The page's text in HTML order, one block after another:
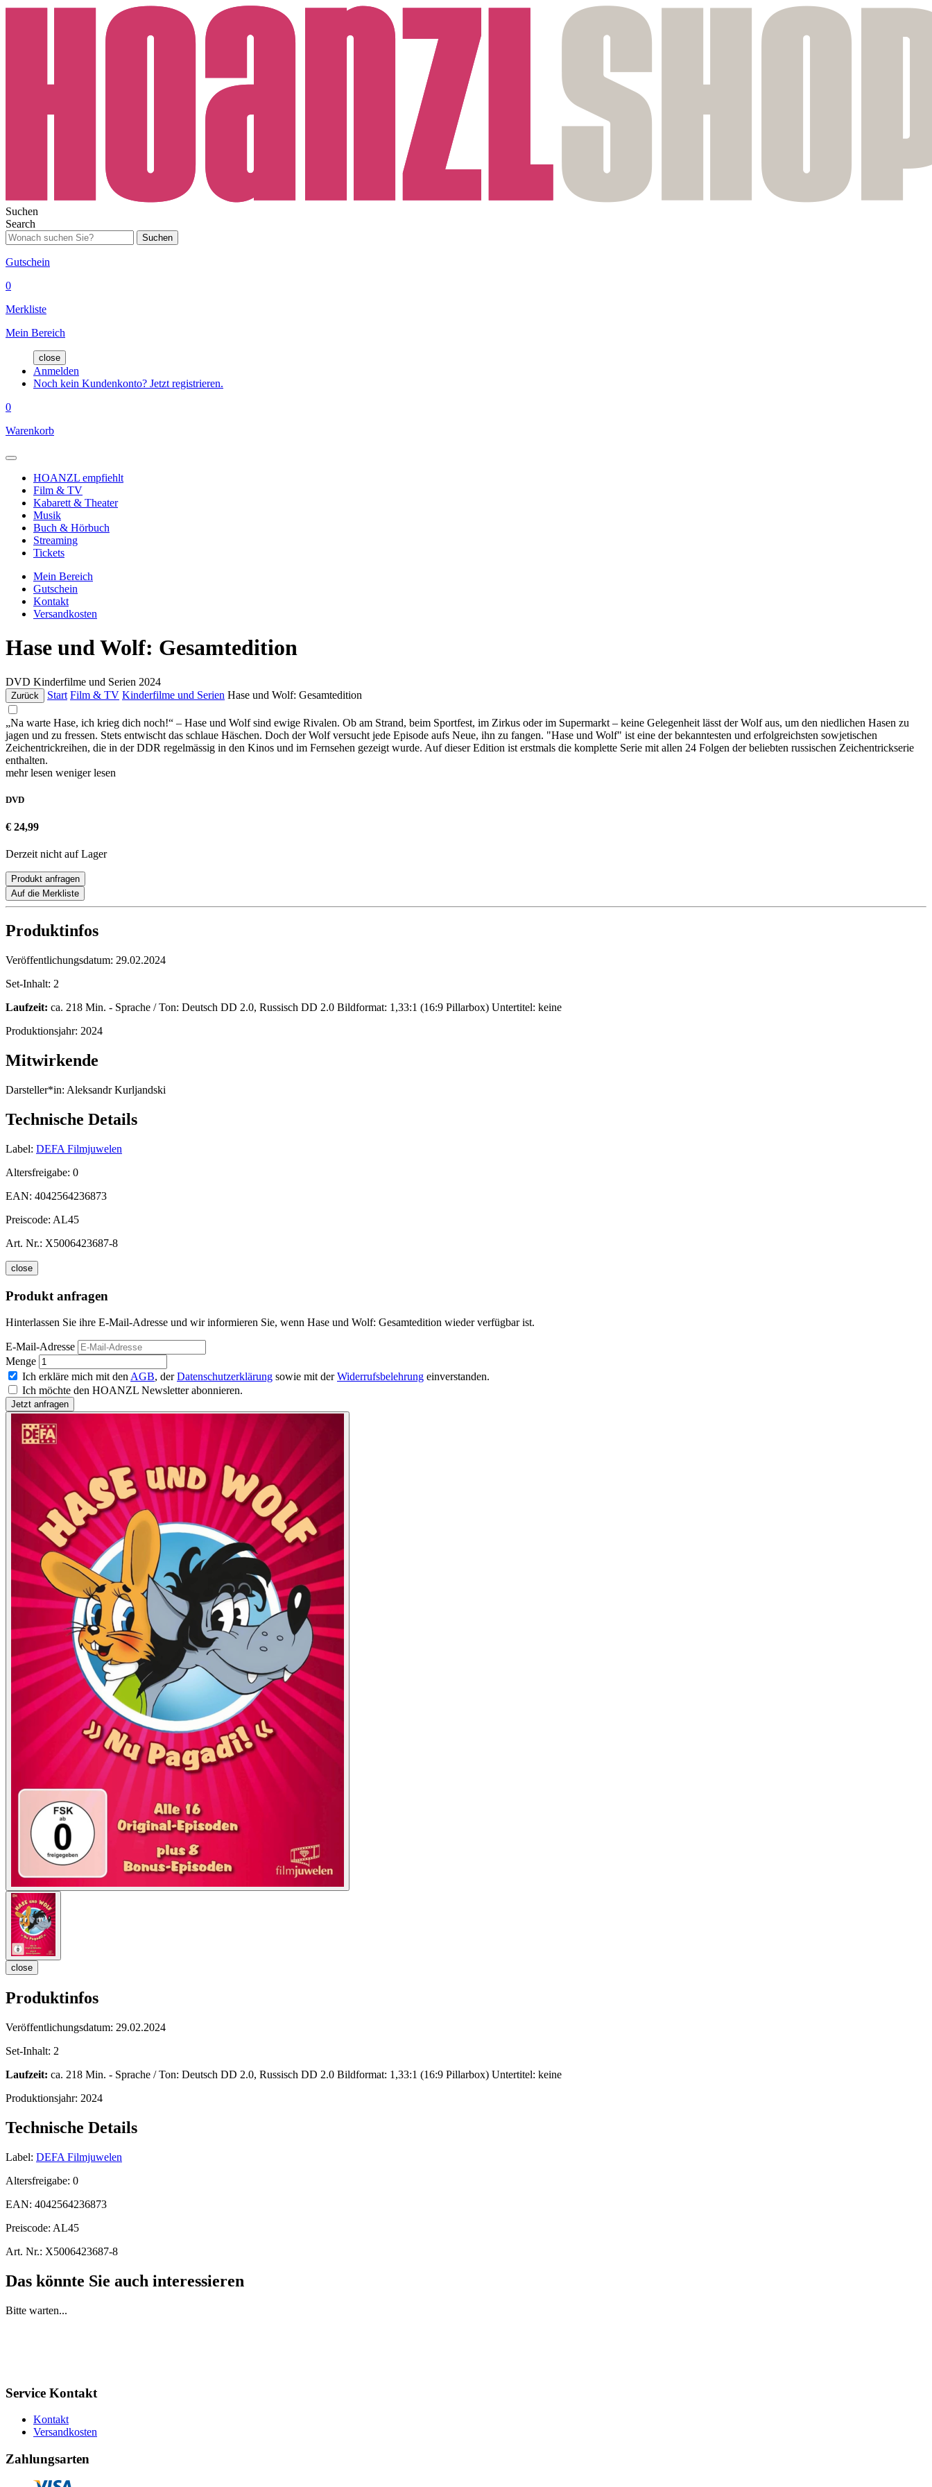
Suchen
Search
Suchen
Gutschein
0
Merkliste
Mein Bereich
close
Anmelden
Noch kein Kundenkonto? Jetzt registrieren.
0
Warenkorb
HOANZL empfiehlt
Film & TV
Kabarett & Theater
Musik
Buch & Hörbuch
Streaming
Tickets
Mein Bereich
Gutschein
Kontakt
Versandkosten
Hase und Wolf: Gesamtedition
DVD Kinderfilme und Serien 2024
Zurück Start Film & TV Kinderfilme und Serien Hase und Wolf: Gesamtedition
„Na warte Hase, ich krieg dich noch!“ – Hase und Wolf sind ewige Rivalen. Ob am Strand, beim Sportfest, im Zirkus oder im Supermarkt – keine Gelegenheit lässt der Wolf aus, um den niedlichen Hasen zu
jagen und zu fressen. Stets entwischt das schlaue Häschen. Doch der Wolf versucht jede Episode aufs Neue, ihn zu fangen. "Hase und Wolf" ist eine der bekanntesten und erfolgreichsten sowjetischen
Zeichentrickreihen, die in der DDR regelmässig in den Kinos und im Fernsehen gezeigt wurde. Auf dieser Edition ist erstmals die komplette Serie mit allen 24 Folgen der beliebten russischen Zeichentrickserie
enthalten.
mehr lesen weniger lesen
DVD
€ 24,99
Derzeit nicht auf Lager
Produkt anfragen
Auf die Merkliste
Produktinfos
Veröffentlichungsdatum: 29.02.2024
Set-Inhalt: 2
Laufzeit: ca. 218 Min. - Sprache / Ton: Deutsch DD 2.0, Russisch DD 2.0 Bildformat: 1,33:1 (16:9 Pillarbox) Untertitel: keine
Produktionsjahr: 2024
Mitwirkende
Darsteller*in: Aleksandr Kurljandski
Technische Details
Label: DEFA Filmjuwelen
Altersfreigabe: 0
EAN: 4042564236873
Preiscode: AL45
Art. Nr.: X5006423687-8
close
Produkt anfragen
Hinterlassen Sie ihre E-Mail-Adresse und wir informieren Sie, wenn Hase und Wolf: Gesamtedition wieder verfügbar ist.
E-Mail-Adresse
Menge
Ich erkläre mich mit den AGB, derDatenschutzerklärung sowie mit derWiderrufsbelehrung einverstanden.
Ich möchte den HOANZL Newsletter abonnieren.
close
Produktinfos
Veröffentlichungsdatum: 29.02.2024
Set-Inhalt: 2
Laufzeit: ca. 218 Min. - Sprache / Ton: Deutsch DD 2.0, Russisch DD 2.0 Bildformat: 1,33:1 (16:9 Pillarbox) Untertitel: keine
Produktionsjahr: 2024
Technische Details
Label: DEFA Filmjuwelen
Altersfreigabe: 0
EAN: 4042564236873
Preiscode: AL45
Art. Nr.: X5006423687-8
Das könnte Sie auch interessieren
Bitte warten...
Service Kontakt
Kontakt
Versandkosten
Zahlungsarten